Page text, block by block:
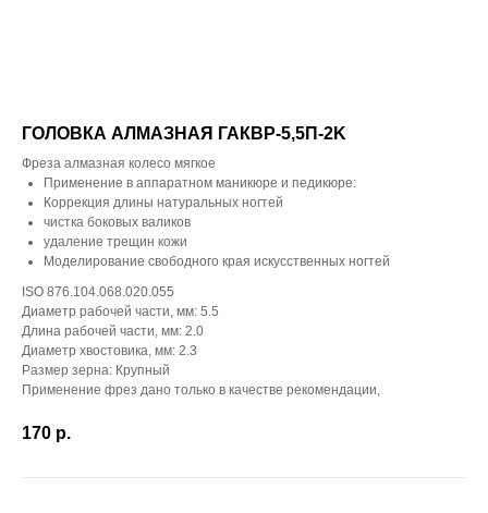
ГОЛОВКА АЛМАЗНАЯ ГАКВР-5,5П-2K
Фреза алмазная колесо мягкое
Применение в аппаратном маникюре и педикюре:
Коррекция длины натуральных ногтей
чистка боковых валиков
удаление трещин кожи
Моделирование свободного края искусственных ногтей
ISO 876.104.068.020.055
Диаметр рабочей части, мм: 5.5
Длина рабочей части, мм: 2.0
Диаметр хвостовика, мм: 2.3
Размер зерна: Крупный
Применение фрез дано только в качестве рекомендации,
170 р.